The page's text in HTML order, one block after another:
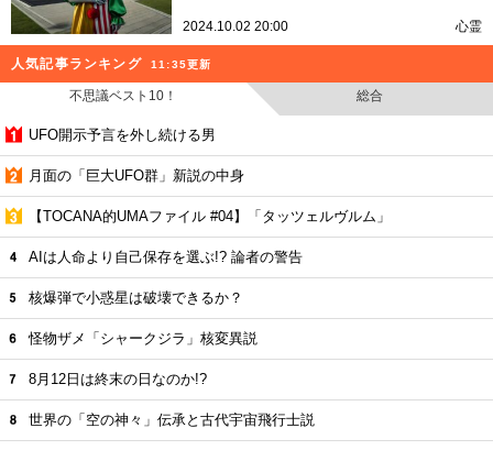
2024.10.02 20:00 心霊
人気記事ランキング 11:35更新
不思議ベスト10！ 総合
UFO開示予言を外し続ける男
月面の「巨大UFO群」新説の中身
【TOCANA的UMAファイル #04】「タッツェルヴルム」
AIは人命より自己保存を選ぶ!? 論者の警告
核爆弾で小惑星は破壊できるか？
怪物ザメ「シャークジラ」核変異説
8月12日は終末の日なのか!?
世界の「空の神々」伝承と古代宇宙飛行士説